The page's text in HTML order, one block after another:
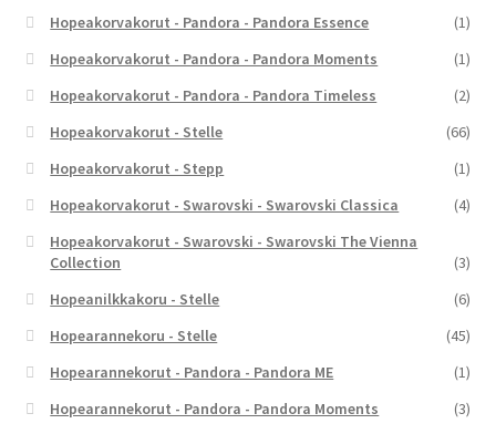
Hopeakorvakorut - Pandora - Pandora Essence
(1)
Hopeakorvakorut - Pandora - Pandora Moments
(1)
Hopeakorvakorut - Pandora - Pandora Timeless
(2)
Hopeakorvakorut - Stelle
(66)
Hopeakorvakorut - Stepp
(1)
Hopeakorvakorut - Swarovski - Swarovski Classica
(4)
Hopeakorvakorut - Swarovski - Swarovski The Vienna
Collection
(3)
Hopeanilkkakoru - Stelle
(6)
Hopearannekoru - Stelle
(45)
Hopearannekorut - Pandora - Pandora ME
(1)
Hopearannekorut - Pandora - Pandora Moments
(3)